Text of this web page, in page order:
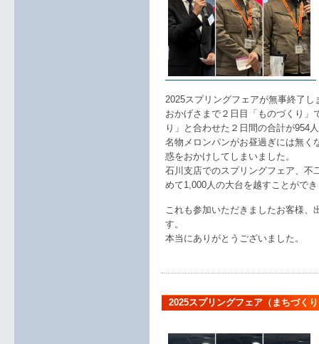
2025スプリングフェアが無事終了し
おかげさまで２日目「ものづくり」
り」と合わせた２日間の合計が954
名物メロンパンがお昼過ぎには無く
惑をおかけしてしまいました。
石川支店でのスプリングフェア、不
めて1,000人の大台を越すことがで
これも参加いただきましたお客様、
す。
本当にありがとうございました。
2025スプリングフェア（まちづく